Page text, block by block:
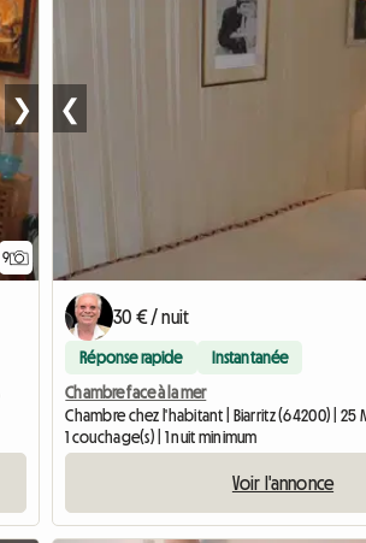
9
❯ ❮
30 € / nuit
Réponse rapide Instantanée
Chambre face à la mer
Chambre chez l'habitant | Biarritz (64200) | 25
1 couchage(s) | 1 nuit minimum
Voir l'annonce